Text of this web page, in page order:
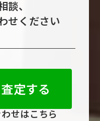
談、
せください
定する
せはこちら